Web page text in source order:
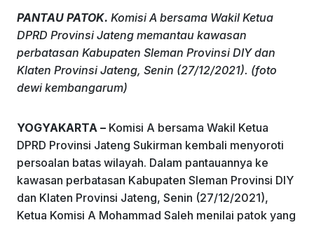
c
e
b
o
o
k
k
e
dI
n
at
s
A
p
p
e
gr
a
ai
l
ar
e
PANTAU PATOK. Komisi A bersama Wakil Ketua
DPRD Provinsi Jateng memantau kawasan
perbatasan Kabupaten Sleman Provinsi DIY dan
Klaten Provinsi Jateng, Senin (27/12/2021). (foto
dewi kembangarum)
YOGYAKARTA – Komisi A bersama Wakil Ketua
DPRD Provinsi Jateng Sukirman kembali menyoroti
persoalan batas wilayah. Dalam pantauannya ke
kawasan perbatasan Kabupaten Sleman Provinsi DIY
dan Klaten Provinsi Jateng, Senin (27/12/2021),
Ketua Komisi A Mohammad Saleh menilai patok yang